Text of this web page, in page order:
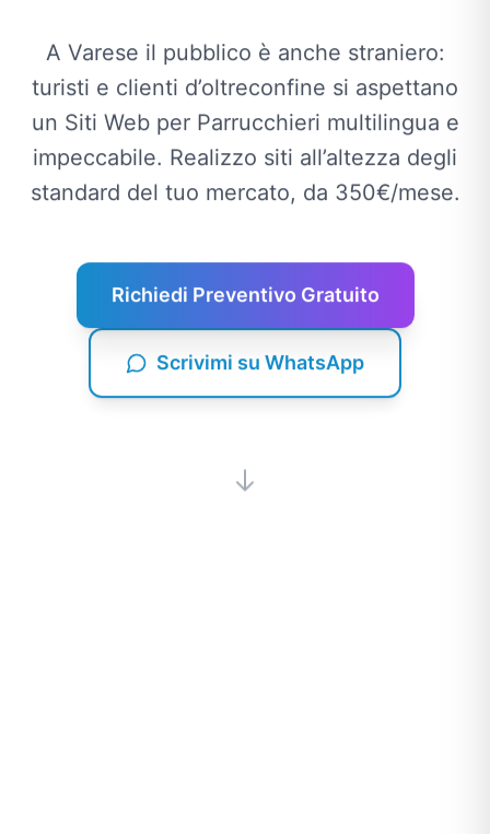
A Varese il pubblico è anche straniero:
turisti e clienti d’oltreconfine si aspettano
un Siti Web per Parrucchieri multilingua e
impeccabile. Realizzo siti all’altezza degli
standard del tuo mercato, da 350€/mese.
Richiedi Preventivo Gratuito
Scrivimi su WhatsApp